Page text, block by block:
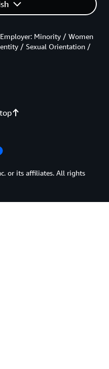
Minority / Women
/ Sexual Orientation /
or its affiliates. All rights